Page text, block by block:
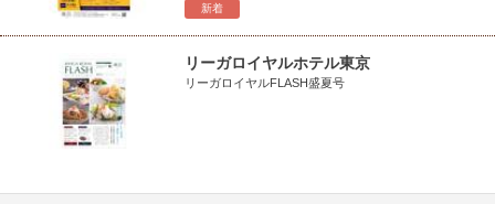
新着
リーガロイヤルホテル東京
リーガロイヤルFLASH盛夏号